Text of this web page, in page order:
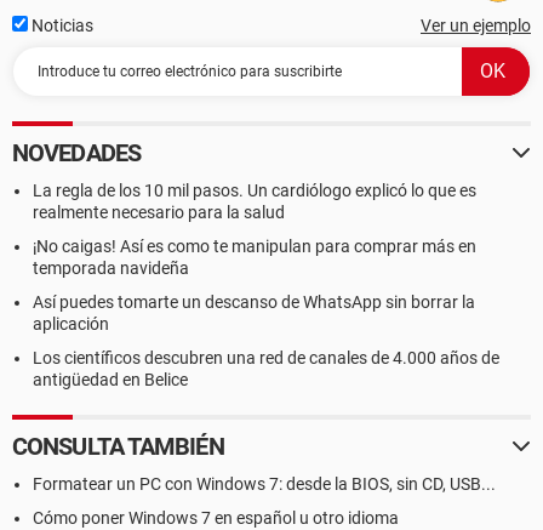
Noticias Ver un ejemplo
NOVEDADES
La regla de los 10 mil pasos. Un cardiólogo explicó lo que es
realmente necesario para la salud
¡No caigas! Así es como te manipulan para comprar más en
temporada navideña
Así puedes tomarte un descanso de WhatsApp sin borrar la
aplicación
Los científicos descubren una red de canales de 4.000 años de
antigüedad en Belice
CONSULTA TAMBIÉN
Formatear un PC con Windows 7: desde la BIOS, sin CD, USB...
Cómo poner Windows 7 en español u otro idioma